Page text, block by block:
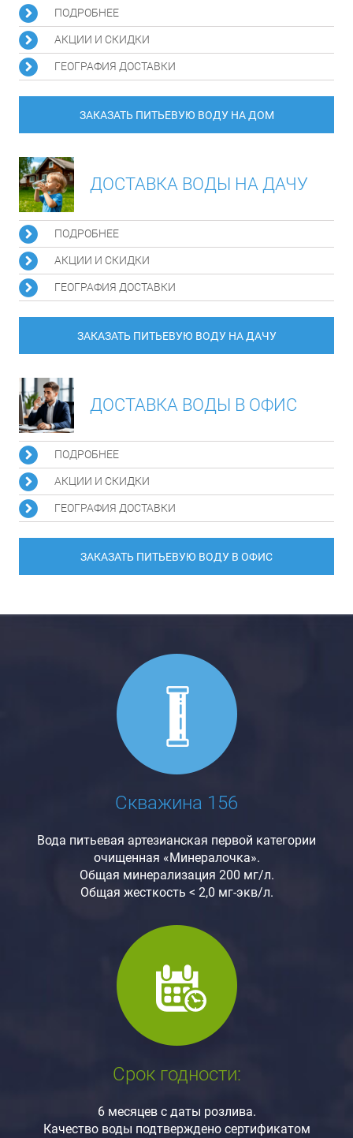
ПОДРОБНЕЕ
АКЦИИ И СКИДКИ
ГЕОГРАФИЯ ДОСТАВКИ
ЗАКАЗАТЬ ПИТЬЕВУЮ ВОДУ НА ДОМ
ДОСТАВКА ВОДЫ НА ДАЧУ
ПОДРОБНЕЕ
АКЦИИ И СКИДКИ
ГЕОГРАФИЯ ДОСТАВКИ
ЗАКАЗАТЬ ПИТЬЕВУЮ ВОДУ НА ДАЧУ
ДОСТАВКА ВОДЫ В ОФИС
ПОДРОБНЕЕ
АКЦИИ И СКИДКИ
ГЕОГРАФИЯ ДОСТАВКИ
ЗАКАЗАТЬ ПИТЬЕВУЮ ВОДУ В ОФИС
Скважина 156
Вода питьевая артезианская первой категории
очищенная «Минералочка».
Общая минерализация 200 мг/л.
Общая жесткость < 2,0 мг-экв/л.
Срок годности:
6 месяцев с даты розлива.
Качество воды подтверждено сертификатом